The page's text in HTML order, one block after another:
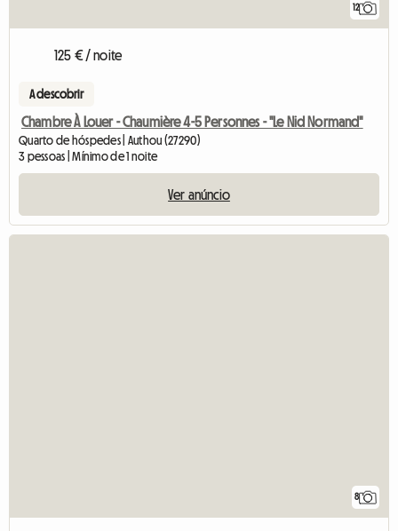
12
125 € / noite
A descobrir
Chambre À Louer - Chaumière 4-5 Personnes - "Le Nid Normand"
Quarto de hóspedes | Authou (27290)
3 pessoas | Mínimo de 1 noite
Ver anúncio
8